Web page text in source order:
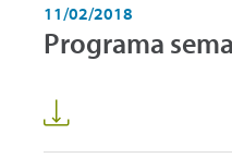
11/02/2018
Programa